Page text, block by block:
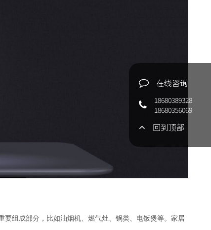
组成部分，比如油烟机、燃气灶、锅类、电饭煲等。家居
在线咨询
18680389328
18680356069
回到顶部